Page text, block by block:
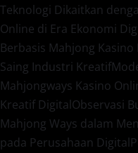
Teknologi Dikaitkan
Online di Era Ekonomi
Berbasis Mahjong
Saing Industri Kreatif
Mahjongways Kasino
Kreatif DigitalObservasi
Mahjong Ways dalam
pada Perusahaan Digital